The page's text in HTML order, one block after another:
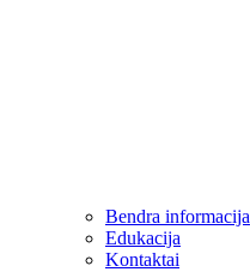
Bendra informacija
Edukacija
Kontaktai